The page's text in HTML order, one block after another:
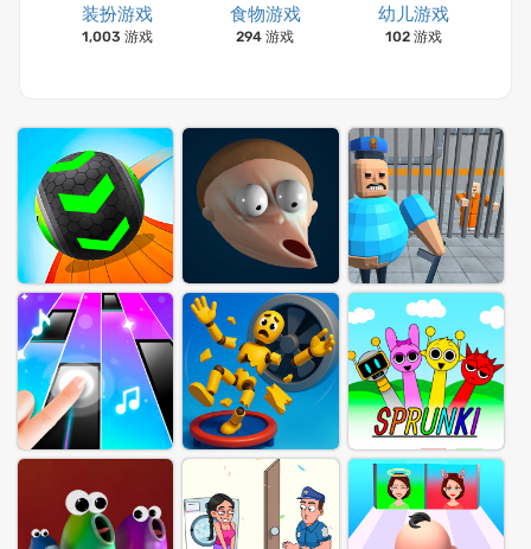
装扮游戏
1,003 游戏
食物游戏
294 游戏
幼儿游戏
102 游戏